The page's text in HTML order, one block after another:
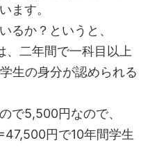
ます。
るか？というと、
、二年間で一科目以上
生の身分が認められる
で5,500円なので、
円で10年間学生